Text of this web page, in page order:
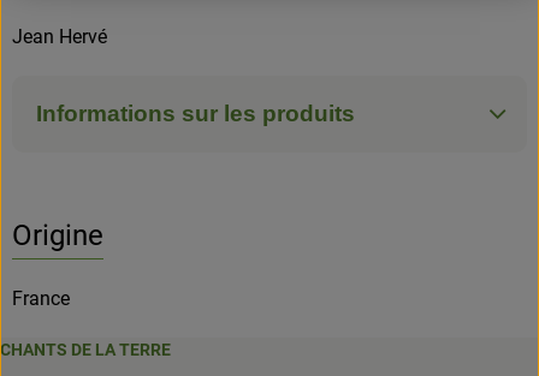
Jean Hervé
Informations sur les produits
Origine
France
CHANTS DE LA TERRE